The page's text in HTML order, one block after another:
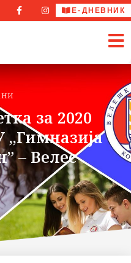
Е-ДНЕВНИК
за 2020
– Велес